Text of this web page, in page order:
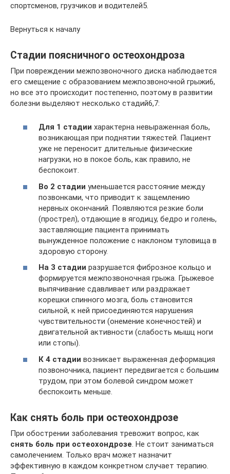
спортсменов, грузчиков и водителей5.
Вернуться к началу
Стадии поясничного остеохондроза
При повреждении межпозвоночного диска наблюдается
его смещение с образованием межпозвоночной грыжи6,
но все это происходит постепенно, поэтому в развитии
болезни выделяют несколько стадий6,7:
Для 1 стадии характерна невыраженная боль,
возникающая при поднятии тяжестей. Пациент
уже не переносит длительные физические
нагрузки, но в покое боль, как правило, не
беспокоит.
Во 2 стадии уменьшается расстояние между
позвонками, что приводит к защемлению
нервных окончаний. Появляются резкие боли
(прострел), отдающие в ягодицу, бедро и голень,
заставляющие пациента принимать
вынужденное положение с наклоном туловища в
здоровую сторону.
На 3 стадии разрушается фиброзное кольцо и
формируется межпозвоночная грыжа. Грыжевое
выпячивание сдавливает или раздражает
корешки спинного мозга, боль становится
сильной, к ней присоединяются нарушения
чувствительности (онемение конечностей) и
двигательной активности (слабость мышц ноги
или стопы).
К 4 стадии возникает выраженная деформация
позвоночника, пациент передвигается с большим
трудом, при этом болевой синдром может
беспокоить меньше.
Как снять боль при остеохондрозе
При обострении заболевания тревожит вопрос, как
снять боль при остеохондрозе . Не стоит заниматься
самолечением. Только врач может назначит
эффективную в каждом конкретном случает терапию.